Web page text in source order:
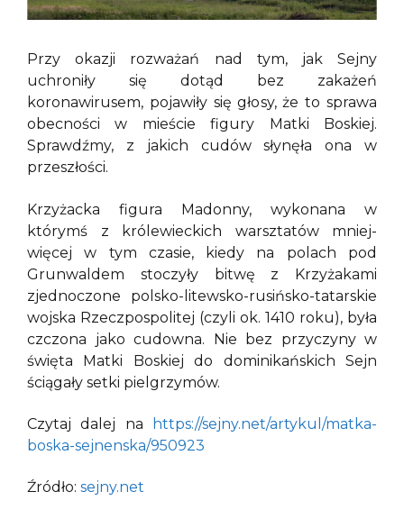
Przy okazji rozważań nad tym, jak Sejny
uchroniły się dotąd bez zakażeń
koronawirusem, pojawiły się głosy, że to sprawa
obecności w mieście figury Matki Boskiej.
Sprawdźmy, z jakich cudów słynęła ona w
przeszłości.
Krzyżacka figura Madonny, wykonana w
którymś z królewieckich warsztatów mniej-
więcej w tym czasie, kiedy na polach pod
Grunwaldem stoczyły bitwę z Krzyżakami
zjednoczone polsko-litewsko-rusińsko-tatarskie
wojska Rzeczpospolitej (czyli ok. 1410 roku), była
czczona jako cudowna. Nie bez przyczyny w
święta Matki Boskiej do dominikańskich Sejn
ściągały setki pielgrzymów.
Czytaj dalej na
https://sejny.net/artykul/matka-
boska-sejnenska/950923
Źródło: sejny.net